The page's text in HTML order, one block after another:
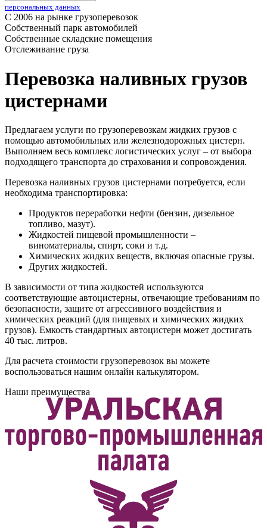
персональных данных
С 2006 на рынке грузоперевозок
Собственный парк автомобилей
Собственные складские помещения
Отслеживание груза
Перевозка наливных грузов
цистернами
Предлагаем услуги по грузоперевозкам жидких грузов с
помощью автомобильных или железнодорожных цистерн.
Выполняем весь комплекс логистических услуг – от выбора
подходящего транспорта до страхования и сопровождения.
Перевозка наливных грузов цистернами потребуется, если
необходима транспортировка:
Продуктов переработки нефти (бензин, дизельное
топливо, мазут).
Жидкостей пищевой промышленности –
виноматериалы, спирт, соки и т.д.
Химических жидких веществ, включая опасные грузы.
Других жидкостей.
В зависимости от типа жидкостей используются
соответствующие автоцистерны, отвечающие требованиям по
безопасности, защите от агрессивного воздействия и
химических реакций (для пищевых и химических жидких
грузов). Емкость стандартных автоцистерн может достигать
40 тыс. литров.
Для расчета стоимости грузоперевозок вы можете
воспользоваться нашим онлайн калькулятором.
Наши преимущества